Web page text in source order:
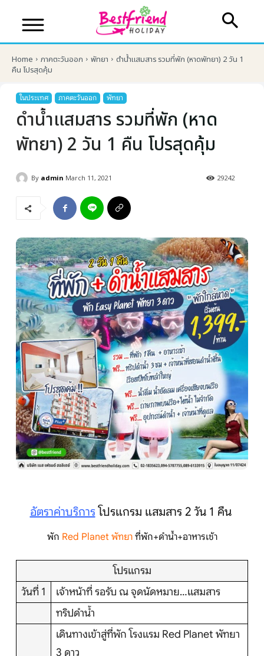
บริษัทเบสเฟรนด์ ฮอลิเดย์
เส้นทางที่ต้องการ
หน้าแรก
ทัวร์ต่างประเทศ
จัดกรุ๊ปต่างประเทศ
โปรไฟไหม้
ทัวร์ในประเทศ
ติดต่อเรา
Home ภาคตะวันออก พัทยา
ดำน้ำแสมสาร รวมที่พัก (หาดพัทยา) 2 วัน 1
คืน โปรสุดคุ้ม
ในประเทศ ภาคตะวันออก พัทยา
ดำน้ำแสมสาร รวมที่พัก (หาด
พัทยา) 2 วัน 1 คืน โปรสุดคุ้ม
By admin March 11, 2021 29242
อัตราค่าบริการ โปรแกรม แสมสาร 2 วัน 1 คืน
พัก Red Planet พัทยาที่พัก+ดำน้ำ+อาหารเช้า
โปรแกรม
วันที่ 1
เจ้าหน้าที่ รอรับ ณ จุดนัดหมาย…แสมสาร
ทริปดำน้ำ
เดินทางเข้าสู่ที่พัก โรงแรม Red Planet พัทยา
3 ดาว